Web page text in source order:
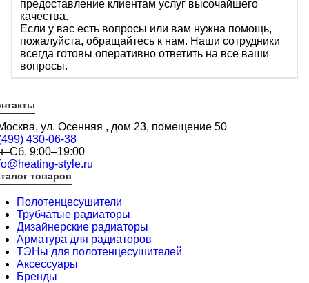
предоставление клиентам услуг высочайшего
качества.
Если у вас есть вопросы или вам нужна помощь,
пожалуйста, обращайтесь к нам. Наши сотрудники
всегда готовы оперативно ответить на все ваши
вопросы.
ул. Осенняя , дом 23, помещение 50
430-06-38
9:00–19:00
style.ru
товаров
Полотенцесушители
Трубчатые радиаторы
Дизайнерские радиаторы
Арматура для радиаторов
ТЭНы для полотенцесушителей
Аксессуары
Бренды